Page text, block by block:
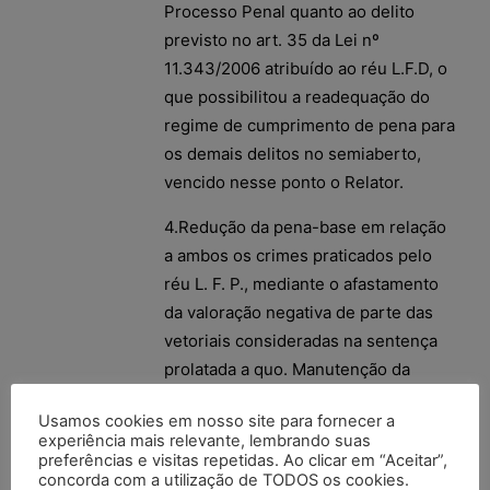
Processo Penal quanto ao delito
previsto no art. 35 da Lei nº
11.343/2006 atribuído ao réu L.F.D, o
que possibilitou a readequação do
regime de cumprimento de pena para
os demais delitos no semiaberto,
vencido nesse ponto o Relator.
4.Redução da pena-base em relação
a ambos os crimes praticados pelo
réu L. F. P., mediante o afastamento
da valoração negativa de parte das
vetoriais consideradas na sentença
prolatada a quo. Manutenção da
da pena de multa fixada.
5.Substituição da pena privativa de
Usamos cookies em nosso site para fornecer a
experiência mais relevante, lembrando suas
preferências e visitas repetidas. Ao clicar em “Aceitar”,
concorda com a utilização de TODOS os cookies.